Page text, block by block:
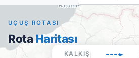
UÇUŞ ROTASI
RotaHaritası
KALKIŞ